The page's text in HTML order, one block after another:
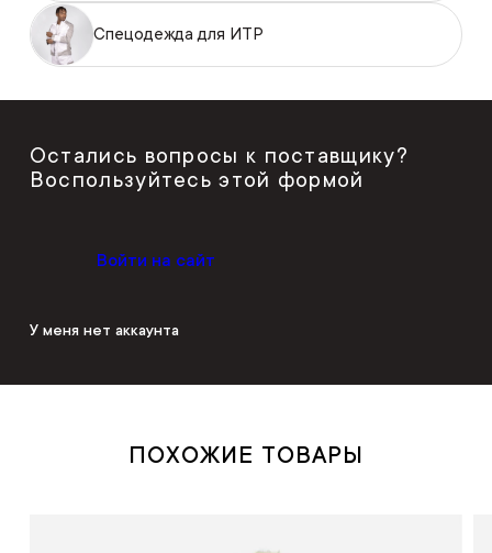
Спецодежда для ИТР
Остались вопросы к поставщику?
Воспользуйтесь этой формой
Войти на сайт
У меня нет аккаунта
ПОХОЖИЕ ТОВАРЫ